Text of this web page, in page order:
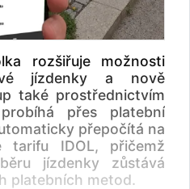
po České
rozšiřuje možnosti
jízdenky a nově
také prostřednictvím
přes platební
přepočítá na
tarifu IDOL, přičemž
jízdenky zůstává
platebních metod.